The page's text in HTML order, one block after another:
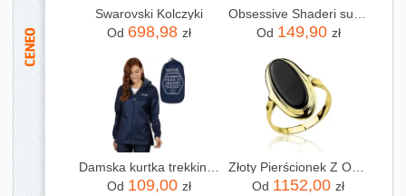
Swarovski Kolczyki
Od 698,98 zł
Obsessive Shaderi sukienka i stringi M/L
Od 149,90 zł
Damska kurtka trekkingowa Regatta WMN PK IT JKT III RWW305 midnight 20I XXL
Od 109,00 zł
Złoty Pierścionek Z Onyksem Złoto Pr. 585
Od 1152,00 zł